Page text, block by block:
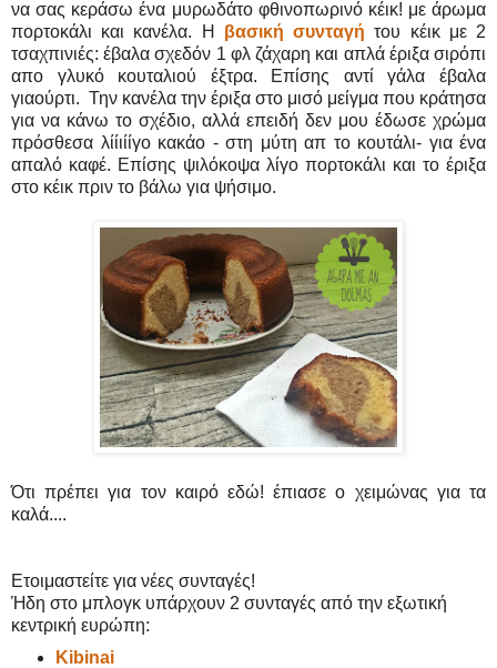
να σας κεράσω ένα μυρωδάτο φθινοπωρινό κέικ! με άρωμα
πορτοκάλι και κανέλα. Η βασική συνταγή του κέικ με 2
τσαχπινιές: έβαλα σχεδόν 1 φλ ζάχαρη και απλά έριξα σιρόπι
απο γλυκό κουταλιού έξτρα. Επίσης αντί γάλα έβαλα
γιαούρτι. Την κανέλα την έριξα στο μισό μείγμα που κράτησα
για να κάνω το σχέδιο, αλλά επειδή δεν μου έδωσε χρώμα
πρόσθεσα λίίιίίγο κακάο - στη μύτη απ το κουτάλι- για ένα
απαλό καφέ. Επίσης ψιλόκοψα λίγο πορτοκάλι και το έριξα
στο κέικ πριν το βάλω για ψήσιμο.
Ότι πρέπει για τον καιρό εδώ! έπιασε ο χειμώνας για τα
καλά....
Ετοιμαστείτε για νέες συνταγές!
Ήδη στο μπλογκ υπάρχουν 2 συνταγές από την εξωτική
κεντρική ευρώπη:
Kibinai